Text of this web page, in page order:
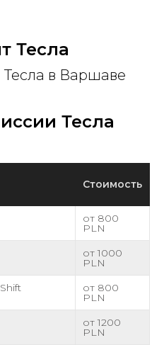
Тесла
Тесла в Варшаве
Тесла
Стоимость
от 800
PLN
от 1000
PLN
от 800
PLN
от 1200
PLN